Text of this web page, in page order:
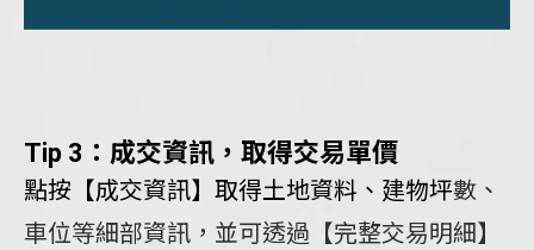
Tip 3：成交資訊，取得交易單價
點按【成交資訊】取得土地資料、建物坪數、
車位等細部資訊，並可透過【完整交易明細】